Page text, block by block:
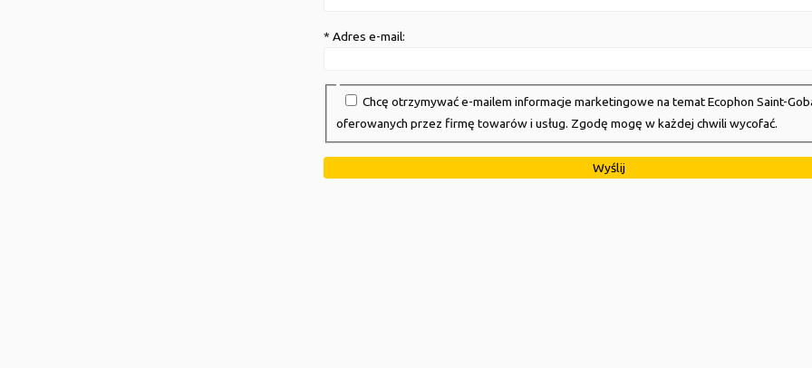
* Adres e-mail:
Chcę otrzymywać e-mailem informacje marketingowe na temat Ecophon Saint-Gobain oraz
oferowanych przez firmę towarów i usług. Zgodę mogę w każdej chwili wycofać.